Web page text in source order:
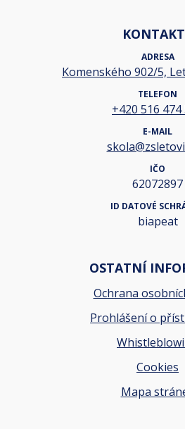
ADRESA
Komenského 902/5,
TELEFON
+420 516 474
E-MAIL
IČO
62072897
ID DATOVÉ
biapeat
OSTATNÍ
Ochrana
Prohlášení o
Cookies
Mapa